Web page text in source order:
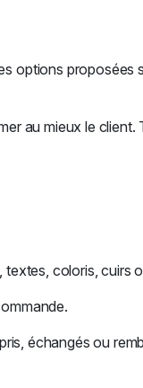
proposées
au mieux le
textes, coloris, cuirs
échangés ou